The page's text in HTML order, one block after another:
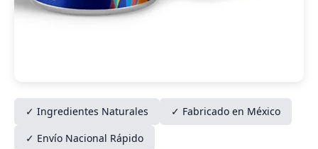
✓ Ingredientes Naturales
✓ Fabricado en México
✓ Envío Nacional Rápido